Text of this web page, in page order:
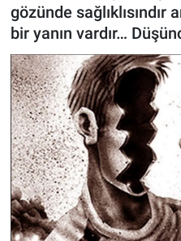
gözünde sağlıklısındır
bir yanın vardır…